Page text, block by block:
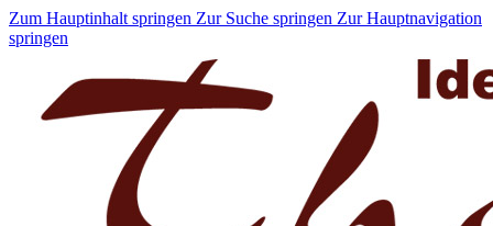
Zum Hauptinhalt springen Zur Suche springen Zur Hauptnavigation
springen